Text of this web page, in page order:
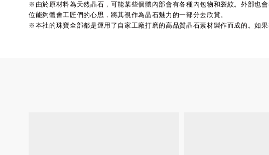
※由於原材料為天然晶石，可能某些個體內部會有各種內包物和裂紋。外部也
位能夠體會工匠們的心思，將其視作為晶石魅力的一部分去欣賞。
※本社的珠寶全部都是運用了自家工廠打磨的高品質晶石素材製作而成的。如